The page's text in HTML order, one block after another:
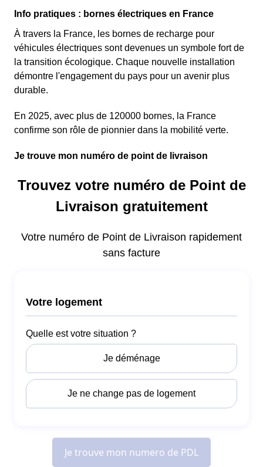
Info pratiques : bornes électriques en France
À travers la France, les bornes de recharge pour
véhicules électriques sont devenues un symbole fort de
la transition écologique. Chaque nouvelle installation
démontre l'engagement du pays pour un avenir plus
durable.
En 2025, avec plus de 120000 bornes, la France
confirme son rôle de pionnier dans la mobilité verte.
Je trouve mon numéro de point de livraison